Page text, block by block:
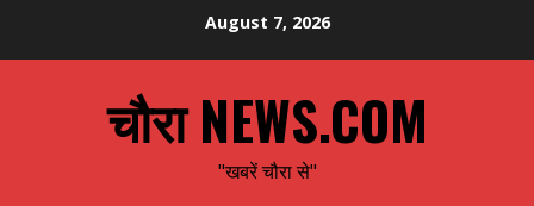
August 7, 2026
चौरा NEWS.COM
"खबरें चौरा से"